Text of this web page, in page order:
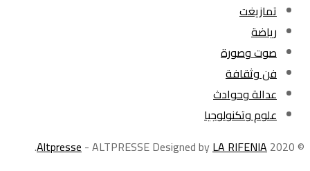
تمازيغت
رياضة
صوت وصورة
فن وثقافة
عدالة وحوادث
علوم وتكنولوجيا
© 2020
Altpresse- ALTPRESSE Designed byLA RIFENIA
.